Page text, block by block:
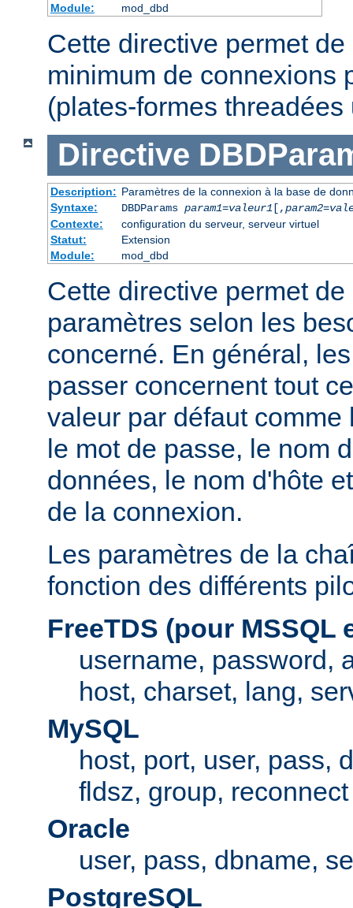
Module:
mod_dbd
Cette directive permet
minimum de connexions
(plates-formes
Directive
Description: Paramètres de la connexion à la base de
Syntaxe:
DBDParams param1=valeur1[,param2=
Contexte:
configuration du serveur, serveur virtuel
Statut:
Extension
Module:
mod_dbd
Cette directive permet
paramètres selon les
concerné. En général,
passer concernent tout
valeur par défaut comme
le mot de passe, le nom
données, le nom d'hôte
de la connexion.
Les paramètres de la
fonction des différents
FreeTDS (pour MSSQL
username, password,
host, charset, lang,
MySQL
host, port, user, pass,
fldsz, group, reconnect
Oracle
user, pass, dbname,
PostgreSQL